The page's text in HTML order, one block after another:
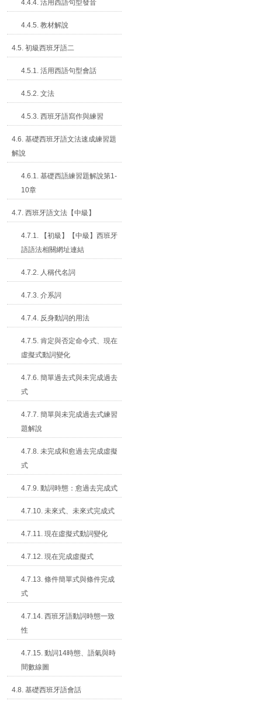
4.4.4. 活用西語句型發音
4.4.5. 教材解說
4.5. 初級西班牙語二
4.5.1. 活用西語句型會話
4.5.2. 文法
4.5.3. 西班牙語寫作與練習
4.6. 基礎西班牙語文法速成練習題
解說
4.6.1. 基礎西語練習題解說第1-
10章
4.7. 西班牙語文法【中級】
4.7.1. 【初級】【中級】西班牙
語語法相關網址連結
4.7.2. 人稱代名詞
4.7.3. 介系詞
4.7.4. 反身動詞的用法
4.7.5. 肯定與否定命令式、現在
虛擬式動詞變化
4.7.6. 簡單過去式與未完成過去
式
4.7.7. 簡單與未完成過去式練習
題解說
4.7.8. 未完成和愈過去完成虛擬
式
4.7.9. 動詞時態：愈過去完成式
4.7.10. 未來式、未來式完成式
4.7.11. 現在虛擬式動詞變化
4.7.12. 現在完成虛擬式
4.7.13. 條件簡單式與條件完成
式
4.7.14. 西班牙語動詞時態一致
性
4.7.15. 動詞14時態、語氣與時
間數線圖
4.8. 基礎西班牙語會話